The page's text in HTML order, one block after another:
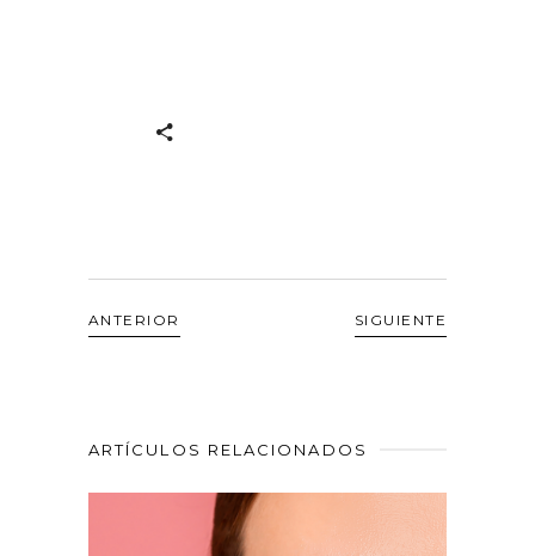
ANTERIOR SIGUIENTE
ARTÍCULOS RELACIONADOS